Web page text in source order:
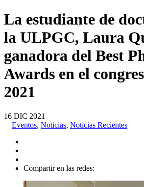
La estudiante de
la ULPGC, Laura
ganadora del Best
Awards en el
2021
16 DIC 2021
Eventos, Noticias, Noticias Recientes
Compartir en las redes: